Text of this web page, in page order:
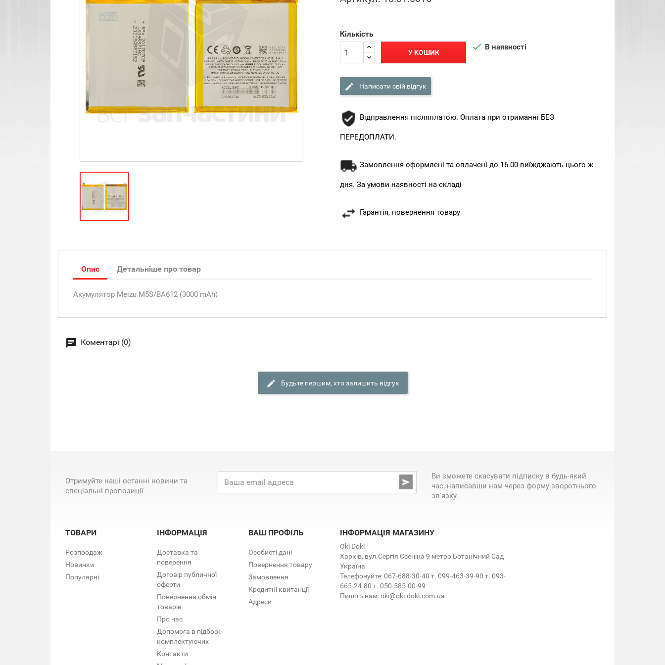
Кількість
У КОШИК  В наявності
Написати свій відгук
Відправлення післяплатою. Оплата при отриманні БЕЗ
ПЕРЕДОПЛАТИ.
Замовлення оформлені та оплачені до 16.00 виїжджають цього ж
дня. За умови наявності на складі
Гарантія, повернення товару
Опис Детальніше про товар
Акумулятор Meizu M5S/BA612 (3000 mAh)
Коментарі (0)
Будьте першим, хто залишить відгук
Отримуйте наші останні новини та
спеціальні пропозиції

Ви зможете скасувати підписку в будь-який
час, написавши нам через форму зворотнього
зв'язку.
ТОВАРИ
Розпродаж
Новинки
Популярні
ІНФОРМАЦІЯ
Доставка та
поверення
Договір публичної
оферти
Повернення обмін
товарів
Про нас
Допомога в підборі
комплектуючих
Контакти
ВАШ ПРОФІЛЬ
Особисті дані
Повернення товару
Замовлення
Кредитні квитанції
Адреси
ІНФОРМАЦІЯ МАГАЗИНУ
Oki Doki
Харків, вул.Сергія Єсеніна 9 метро Ботанічний Сад
Україна
Телефонуйте:067-688-30-40 т. 099-463-39-90 т. 093-
665-24-80 т. 050-585-00-99
Пишіть нам:oki@oki-doki.com.ua